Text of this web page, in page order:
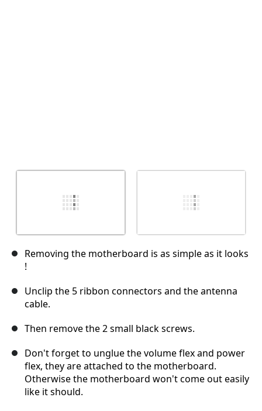
Removing the motherboard is as simple as it looks
!
Unclip the 5 ribbon connectors and the antenna
cable.
Then remove the 2 small black screws.
Don't forget to unglue the volume flex and power
flex, they are attached to the motherboard.
Otherwise the motherboard won't come out easily
like it should.